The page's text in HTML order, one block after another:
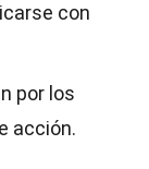
con
por los
acción.